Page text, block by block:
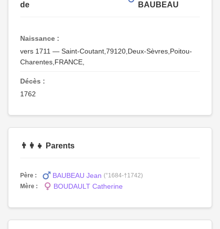
de
BAUBEAU
Naissance :
vers 1711 — Saint-Coutant,79120,Deux-Sèvres,Poitou-
Charentes,FRANCE,
Décès :
1762
👨‍👩‍👧 Parents
Père : BAUBEAU Jean (°1684-†1742)
Mère :
BOUDAULT Catherine